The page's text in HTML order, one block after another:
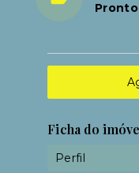
Pronto
Ficha do
Perfil